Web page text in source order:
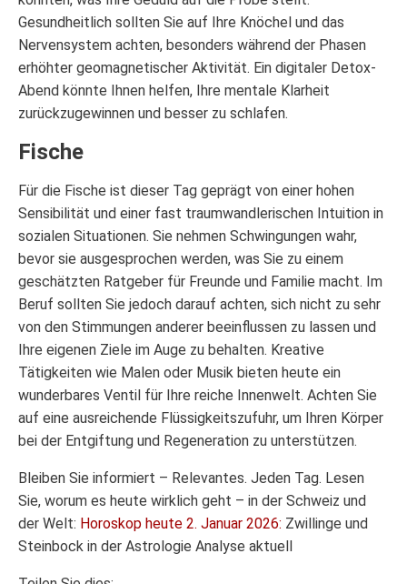
Gesundheitlich sollten Sie auf Ihre Knöchel und das
Nervensystem achten, besonders während der Phasen
erhöhter geomagnetischer Aktivität. Ein digitaler Detox-
Abend könnte Ihnen helfen, Ihre mentale Klarheit
zurückzugewinnen und besser zu schlafen.
Fische
Für die Fische ist dieser Tag geprägt von einer hohen
Sensibilität und einer fast traumwandlerischen Intuition in
sozialen Situationen. Sie nehmen Schwingungen wahr,
bevor sie ausgesprochen werden, was Sie zu einem
geschätzten Ratgeber für Freunde und Familie macht. Im
Beruf sollten Sie jedoch darauf achten, sich nicht zu sehr
von den Stimmungen anderer beeinflussen zu lassen und
Ihre eigenen Ziele im Auge zu behalten. Kreative
Tätigkeiten wie Malen oder Musik bieten heute ein
wunderbares Ventil für Ihre reiche Innenwelt. Achten Sie
auf eine ausreichende Flüssigkeitszufuhr, um Ihren Körper
bei der Entgiftung und Regeneration zu unterstützen.
Bleiben Sie informiert – Relevantes. Jeden Tag. Lesen
Sie, worum es heute wirklich geht – in der Schweiz und
der Welt: Horoskop heute 2. Januar 2026: Zwillinge und
Steinbock in der Astrologie Analyse aktuell